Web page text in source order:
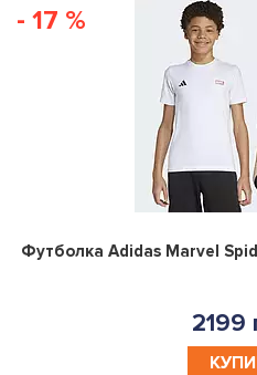
- 17 %
Футболка Adidas Marvel
2199